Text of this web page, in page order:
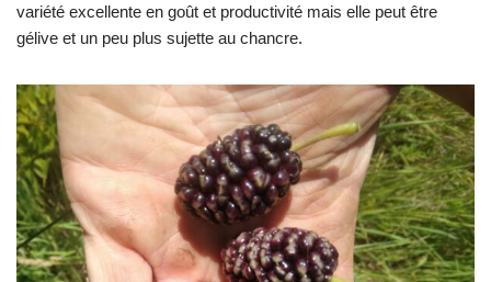
variété excellente en goût et productivité mais elle peut être
gélive et un peu plus sujette au chancre.